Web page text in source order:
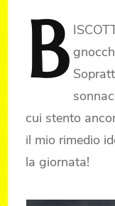
B
cui stento
il mio rimedio
la giornata!